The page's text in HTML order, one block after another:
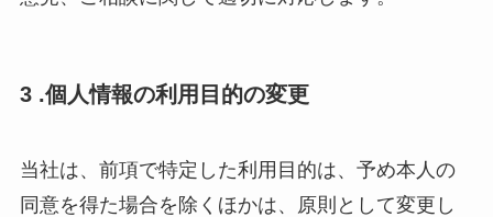
3 .個人情報の利用目的の変更
当社は、前項で特定した利用目的は、予め本人の
同意を得た場合を除くほかは、原則として変更し